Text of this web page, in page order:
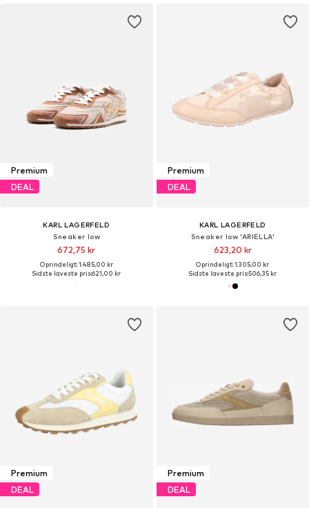
Premium
DEAL
KARL LAGERFELD
Sneaker low
672,75 kr
Oprindeligt: 1.485,00 kr
Sidste laveste pris:621,00 kr
Premium
DEAL
KARL LAGERFELD
Sneaker low 'ARIELLA'
623,20 kr
Oprindeligt: 1.305,00 kr
Sidste laveste pris:506,35 kr
Premium
DEAL
Premium
DEAL